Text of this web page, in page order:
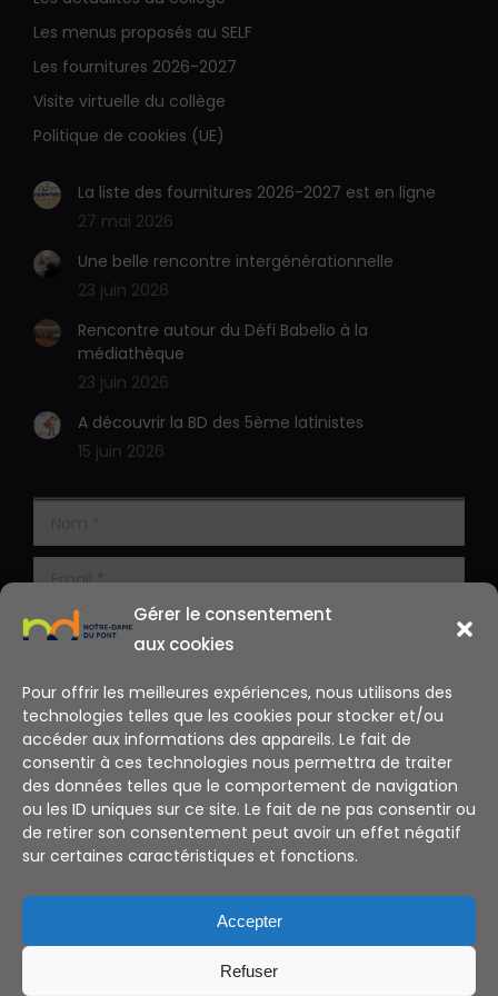
Gérer le consentement
aux cookies
Pour offrir les meilleures expériences, nous utilisons des
technologies telles que les cookies pour stocker et/ou
accéder aux informations des appareils. Le fait de
consentir à ces technologies nous permettra de traiter
des données telles que le comportement de navigation
ou les ID uniques sur ce site. Le fait de ne pas consentir ou
de retirer son consentement peut avoir un effet négatif
sur certaines caractéristiques et fonctions.
Accepter
Refuser
s'ouvre
dans
une
fenêtre
s'ouvre
dans
une
fenêtre
Les menus proposés au SELF
Les fournitures 2026-2027
Visite virtuelle du collège
Politique de cookies (UE)
La liste des fournitures 2026-2027 est en ligne
27 mai 2026
Une belle rencontre intergénérationnelle
23 juin 2026
Rencontre autour du Défi Babelio à la
médiathèque
23 juin 2026
A découvrir la BD des 5ème latinistes
15 juin 2026
Alternative: